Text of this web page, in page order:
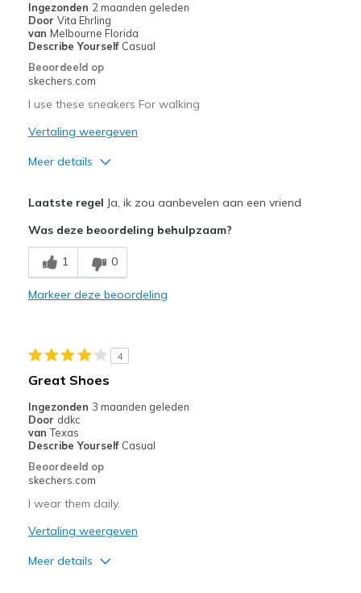
Ingezonden 2 maanden geleden
Door Vita Ehrling
van Melbourne Florida
Describe Yourself Casual
Beoordeeld op
skechers.com
I use these sneakers For walking
Vertaling weergeven
Meer details
Breathe Well
Stylish
Width
Sizing
Feels true to size
View On Shoes
Laatste regel Ja, ik zou aanbevelen aan een vriend
Was deze beoordeling behulpzaam?
1 0
Markeer deze beoordeling
4
Great Shoes
Ingezonden 3 maanden geleden
Door ddkc
van Texas
Describe Yourself Casual
Beoordeeld op
skechers.com
I wear them daily.
Vertaling weergeven
Meer details